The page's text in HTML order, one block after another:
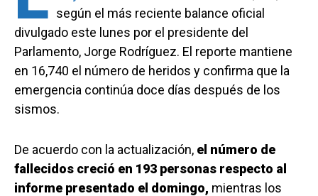
según el más reciente balance oficial
divulgado este lunes por el presidente del
Parlamento, Jorge Rodríguez. El reporte mantiene
en 16,740 el número de heridos y confirma que la
emergencia continúa doce días después de los
sismos.
De acuerdo con la actualización, el número de
fallecidos creció en 193 personas respecto al
informe presentado el domingo, mientras los